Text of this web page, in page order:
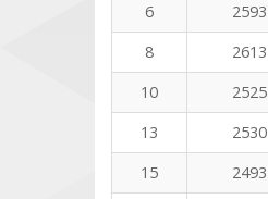
6
2593
8
2613
10
2525
13
2530
15
2493